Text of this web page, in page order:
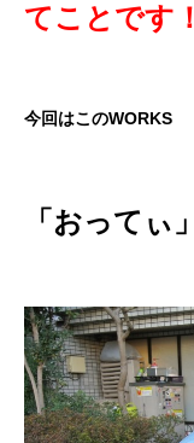
てことです！
今回はこのWORKS
「おってぃ」